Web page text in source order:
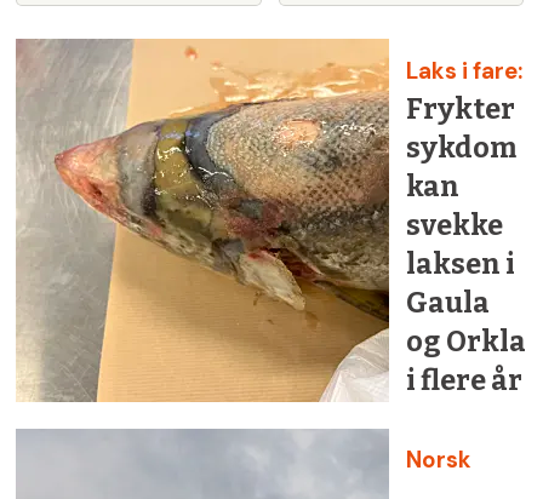
Laks i fare:
Frykter
sykdom
kan
svekke
laksen i
Gaula
og Orkla
i flere år
Norsk